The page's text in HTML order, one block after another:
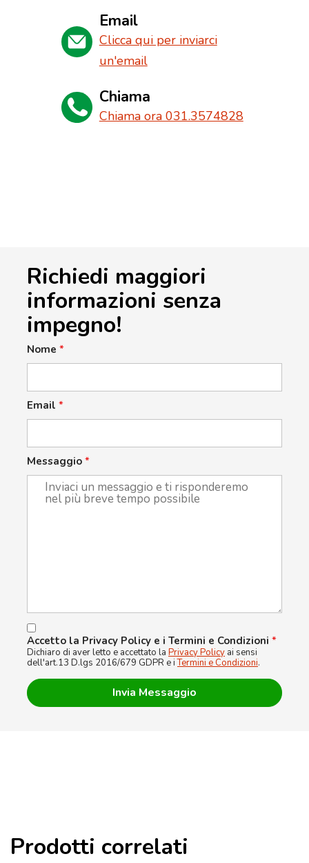
Email
Clicca qui per inviarci
un'email
Chiama
Chiama ora 031.3574828
Richiedi maggiori
informazioni senza
impegno!
Nome *
Email *
Messaggio *
Accetto la Privacy Policy e i Termini e Condizioni *
Dichiaro di aver letto e accettato la Privacy Policy ai sensi
dell'art.13 D.lgs 2016/679 GDPR e iTermini e Condizioni.
Prodotti correlati